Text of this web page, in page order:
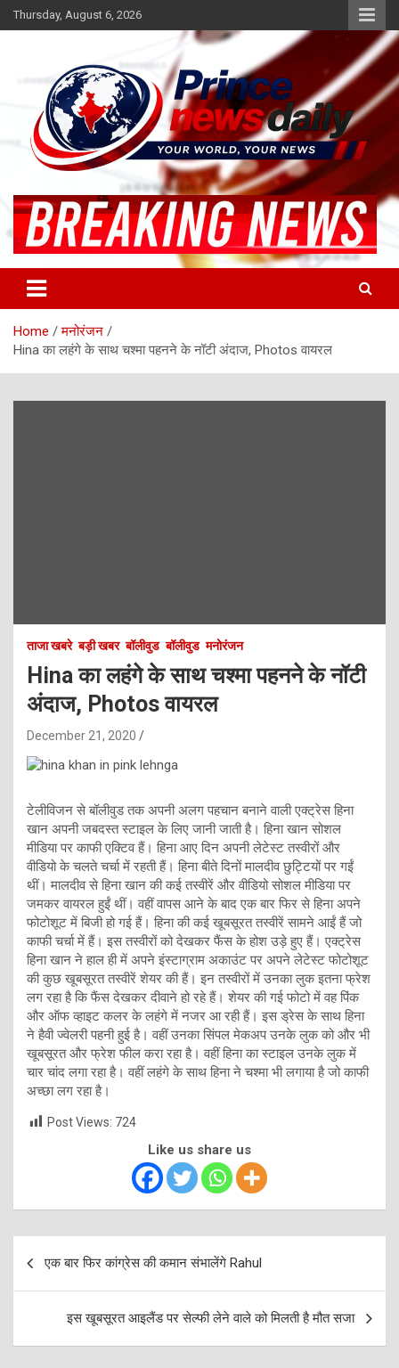
Skip
to
Thursday, August 6, 2026
Princenews Daily
Home
मनोरंजन
Hina का लहंगे के साथ चश्मा पहनने के नॉटी अंदाज, Photos वायरल
ताजा खबरे बड़ी खबर बॉलीवुड बॉलीवुड मनोरंजन
Hina का लहंगे के साथ चश्मा पहनने के नॉटी
अंदाज, Photos वायरल
December 21, 2020
टेलीविजन से बॉलीवुड तक अपनी अलग पहचान बनाने वाली एक्ट्रेस हिना
खान अपनी जबदस्त स्टाइल के लिए जानी जाती है। हिना खान सोशल
मीडिया पर काफी एक्टिव हैं। हिना आए दिन अपनी लेटेस्ट तस्वीरों और
वीडियो के चलते चर्चा में रहती हैं। हिना बीते दिनों मालदीव छुट्टियों पर गईं
थीं। मालदीव से हिना खान की कई तस्वीरें और वीडियो सोशल मीडिया पर
जमकर वायरल हुईं थीं। वहीं वापस आने के बाद एक बार फिर से हिना अपने
फोटोशूट में बिजी हो गई हैं। हिना की कई खूबसूरत तस्वीरें सामने आईं हैं जो
काफी चर्चा में हैं। इस तस्वीरों को देखकर फैंस के होश उड़े हुए हैं। एक्ट्रेस
हिना खान ने हाल ही में अपने इंस्टाग्राम अकाउंट पर अपने लेटेस्ट फोटोशूट
की कुछ खूबसूरत तस्वीरें शेयर की हैं। इन तस्वीरों में उनका लुक इतना फ्रेश
लग रहा है कि फैंस देखकर दीवाने हो रहे हैं। शेयर की गई फोटो में वह पिंक
और ऑफ व्हाइट कलर के लहंगे में नजर आ रही हैं। इस ड्रेस के साथ हिना
ने हैवी ज्वेलरी पहनी हुई है। वहीं उनका सिंपल मेकअप उनके लुक को और भी
खूबसूरत और फ्रेश फील करा रहा है। वहीं हिना का स्टाइल उनके लुक में
चार चांद लगा रहा है। वहीं लहंगे के साथ हिना ने चश्मा भी लगाया है जो काफी
अच्छा लग रहा है।
Post Views: 724
Like us share us
navigation
एक बार फिर कांग्रेस की कमान संभालेंगे Rahul
इस खूबसूरत आइलैंड पर सेल्फी लेने वाले को मिलती है मौत सजा